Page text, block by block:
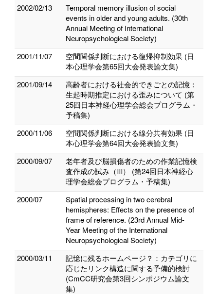
2002/02/13
Temporal memory illusion of social
events in older and young adults. (30th
Annual Meeting of International
Neuropsychological Society)
2001/11/07
空間関係判断における復帰抑制効果 (日
本心理学会第65回大会発表論文集)
2001/09/14
高齢者における社会的できごとの記憶：
生起時期推定における歪みについて (第
25回日本神経心理学会総会プログラム・
予稿集)
2000/11/06
空間関係判断における線分共有効果 (日
本心理学会第64回大会発表論文集)
2000/09/07
老年者及び脳損傷者のための作業記憶検
査作成の試み（Ⅲ） (第24回日本神経心
理学会総会プログラム・予稿集)
2000/07
Spatial processing in two cerebral
hemispheres: Effects on the presence of
frame of reference. (23rd Annual Mid-
Year Meeting of the International
Neuropsychological Society)
2000/03/11
記憶に残るホームページ？：カテゴリに
応じたリンク構造に関する予備的検討
(CmCC研究会第3回シンポジウム論文
集)